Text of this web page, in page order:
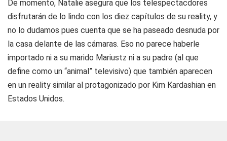
De momento, Natalie asegura que los telespectacdores
disfrutarán de lo lindo con los diez capítulos de su reality, y
no lo dudamos pues cuenta que se ha paseado desnuda por
la casa delante de las cámaras. Eso no parece haberle
importado ni a su marido Mariustz ni a su padre (al que
define como un “animal” televisivo) que también aparecen
en un reality similar al protagonizado por Kim Kardashian en
Estados Unidos.